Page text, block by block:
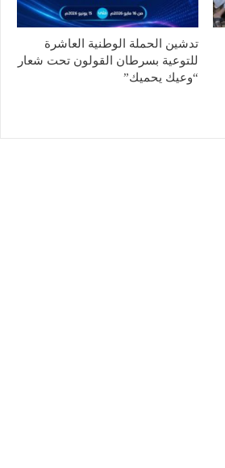
تدشين الحملة الوطنية العاشرة
للتوعية بسرطان القولون تحت شعار
“وعيك يحميك”